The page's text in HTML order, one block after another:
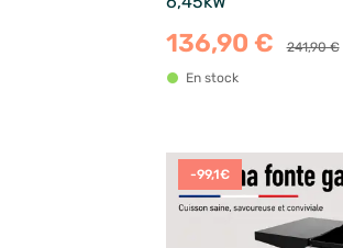
136,90 €
241,90 €
En stock
-99,1€